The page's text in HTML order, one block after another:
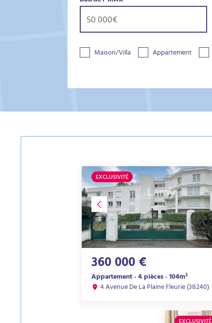
Maison/Villa Appartement
EXCLUSIVITÉ
360 000 €
Appartement · 4 pièces · 104m²
4 Avenue De La Plaine Fleurie (38240)